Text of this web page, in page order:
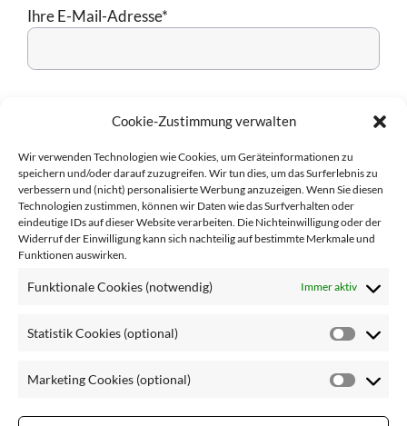
Cookie-Zustimmung verwalten
Wir verwenden Technologien wie Cookies, um Geräteinformationen zu
speichern und/oder darauf zuzugreifen. Wir tun dies, um das Surferlebnis zu
verbessern und (nicht) personalisierte Werbung anzuzeigen. Wenn Sie diesen
Technologien zustimmen, können wir Daten wie das Surfverhalten oder
eindeutige IDs auf dieser Website verarbeiten. Die Nichteinwilligung oder der
Widerruf der Einwilligung kann sich nachteilig auf bestimmte Merkmale und
Funktionen auswirken.
Funktionale Cookies (notwendig) Immer aktiv
Statistik Cookies (optional)
Marketing Cookies (optional)
Ihre E-Mail-Adresse*
PLZ & Ort*
Telefonnummer*